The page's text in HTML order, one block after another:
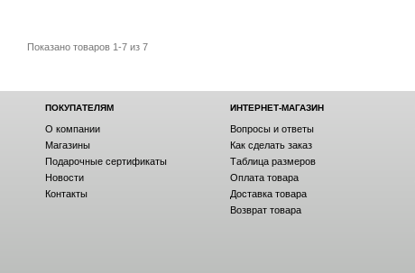
Показано товаров 1-7 из 7
ПОКУПАТЕЛЯМ
О компании
Магазины
Подарочные сертификаты
Новости
Контакты
ИНТЕРНЕТ-МАГАЗИН
Вопросы и ответы
Как сделать заказ
Таблица размеров
Оплата товара
Доставка товара
Возврат товара